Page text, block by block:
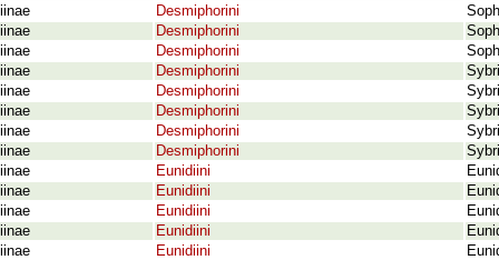
Desmiphorini
Desmiphorini
Desmiphorini
Desmiphorini
Desmiphorini
Desmiphorini
Desmiphorini
Desmiphorini
Eunidiini
Eunidiini
Eunidiini
Eunidiini
Eunidiini